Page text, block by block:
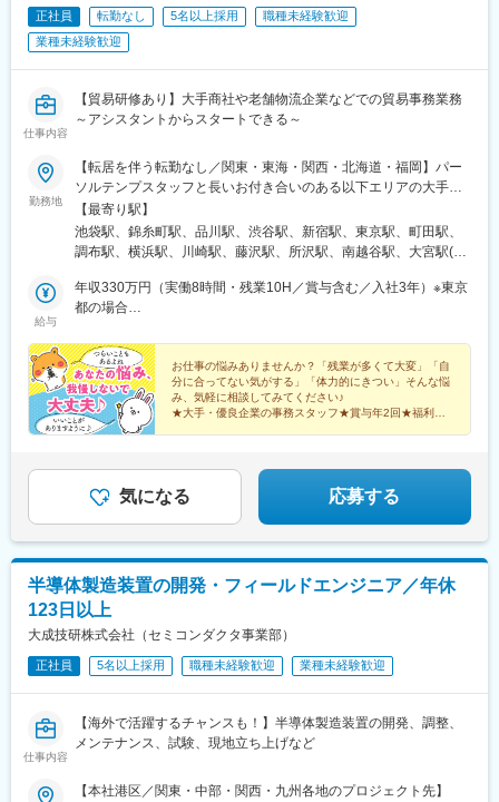
正社員 転勤なし 5名以上採用
職種未経験歓迎
業種未経験歓迎
仕事内容
【貿易研修あり】大手商社や老舗物流企業などでの貿易事務業務
～アシスタントからスタートできる～
勤務地
【転居を伴う転勤なし／関東・東海・関西・北海道・福岡】パー
ソルテンプスタッフと長いお付き合いのある以下エリアの大手・
優良企業に配属＜関東＞東京都・神奈川県・埼玉県・千葉県・茨
城県（つくば市内）・栃木県（宇都宮市内）＜東海＞岐阜県・静
岡県・愛知県・三重県＜関西＞大阪府・京都府・兵庫県・滋賀県
中央区）☆駅近のオフィスがほとんどなので、通勤も便利です☆
お住まいの地域や希望を考慮します☆配属先の企業により、在宅
限なし／当社規定に基づく）☆受動喫煙対策：原則あり（勤務先
に従う）
【最寄り駅】
池袋駅、錦糸町駅、品川駅、渋谷駅、新宿駅、東京駅、町田駅、
調布駅、横浜駅、川崎駅、藤沢駅、所沢駅、南越谷駅、大宮駅(埼
駅、宇都宮駅、岐阜駅、沼津駅、浜松駅、静岡駅、刈谷駅、小牧
駅、知多半田駅、豊橋駅、豊田市駅、栄駅(愛知県)、近鉄四日市
駅(阪神)、姫路駅、草津駅(滋賀県)、札幌駅、祇園駅(福岡県)、天
神南駅、北品川駅、南新宿駅、大手町駅(東京都)、布田駅、新高島
駅、京急川崎駅、石上駅、新越谷駅、京成成田駅、京成西船駅、
京成千葉駅、名鉄岐阜駅、第一通り駅、新静岡駅、半田駅、駅前
駅、新豊田駅、栄町駅(愛知県)、あすなろう四日市駅、四条駅(京
駅、櫛田神社前駅、天神駅、高輪ゲートウェイ駅、代々木駅、二
重橋前駅、神奈川駅、栄町駅(千葉県)、新浜松駅、新豊橋駅、矢場
給与
年収330万円（実働8時間・残業10H／賞与含む／入社3年）※東京
都の場合
府の場合
お仕事の悩みありませんか？「残業が多くて大変」「自
分に合ってない気がする」「体力的にきつい」そんな悩
み、気軽に相談してみてください♪
★大手・優良企業の事務スタッフ★賞与年2回★福利厚
気になる 応募する
半導体製造装置の開発・フィールドエンジニア／年休
123日以上
大成技研株式会社（セミコンダクタ事業部）
正社員 5名以上採用 職種未経験歓迎 業種未経験歓迎
仕事内容
【海外で活躍するチャンスも！】半導体製造装置の開発、調整、
メンテナンス、試験、現地立ち上げなど
【本社港区／関東・中部・関西・九州各地のプロジェクト先】